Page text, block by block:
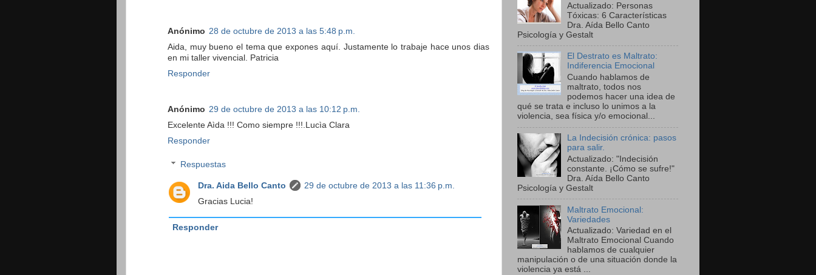
Anónimo 28 de octubre de 2013 a las 5:48 p.m.
Aida, muy bueno el tema que expones aquí. Justamente lo trabaje hace unos dias
en mi taller vivencial. Patricia
Responder
Anónimo 29 de octubre de 2013 a las 10:12 p.m.
Excelente Aìda !!! Como siempre !!!.Lucìa Clara
Responder
Respuestas
Dra. Aida Bello Canto
29 de octubre de 2013 a las 11:36 p.m.
Gracias Lucia!
Responder
Actualizado: Personas
Tóxicas: 6 Características
Dra. Aída Bello Canto
Psicología y Gestalt
El Destrato es Maltrato:
Indiferencia Emocional
Cuando hablamos de
maltrato, todos nos
podemos hacer una idea de
qué se trata e incluso lo unimos a la
violencia, sea física y/o emocional...
La Indecisión crónica: pasos
para salir.
Actualizado: "Indecisión
constante. ¡Cómo se sufre!"
Dra. Aída Bello Canto
Psicología y Gestalt
Maltrato Emocional:
Variedades
Actualizado: Variedad en el
Maltrato Emocional Cuando
hablamos de cualquier
manipulación o de una situación donde la
violencia ya está ...